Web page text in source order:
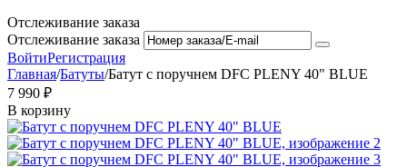
Отслеживание заказа
Отслеживание заказа
ВойтиРегистрация
Главная/Батуты/Батут с поручнем DFC PLENY 40" BLUE
7 990 ₽
В корзину